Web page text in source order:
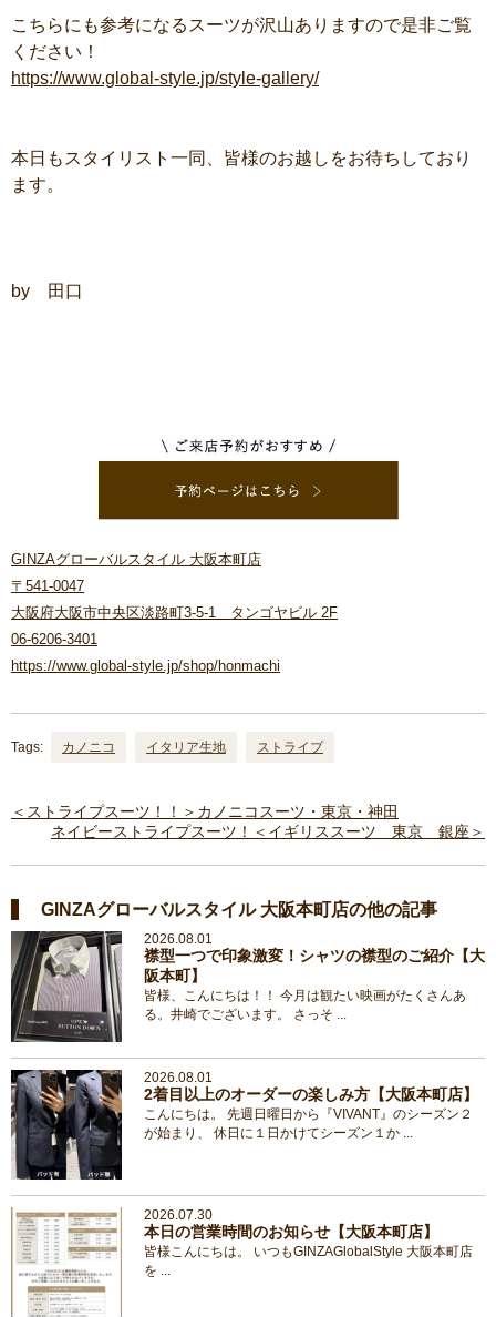
こちらにも参考になるスーツが沢山ありますので是非ご覧
ください！
https://www.global-style.jp/style-gallery/
本日もスタイリスト一同、皆様のお越しをお待ちしており
ます。
by 田口
GINZAグローバルスタイル 大阪本町店
〒541-0047
大阪府大阪市中央区淡路町3-5-1 タンゴヤビル 2F
06-6206-3401
https://www.global-style.jp/shop/honmachi
Tags: カノニコ イタリア生地 ストライプ
＜ストライプスーツ！！＞カノニコスーツ・東京・神田
ネイビーストライプスーツ！＜イギリススーツ 東京 銀座＞
GINZAグローバルスタイル 大阪本町店の他の記事
2026.08.01
襟型一つで印象激変！シャツの襟型のご紹介【大
阪本町】
皆様、こんにちは！！ 今月は観たい映画がたくさんあ
る。井崎でございます。 さっそ ...
2026.08.01
2着目以上のオーダーの楽しみ方【大阪本町店】
こんにちは。 先週日曜日から『VIVANT』のシーズン２
が始まり、 休日に１日かけてシーズン１か ...
2026.07.30
本日の営業時間のお知らせ【大阪本町店】
皆様こんにちは。 いつもGINZAGlobalStyle 大阪本町店
を ...